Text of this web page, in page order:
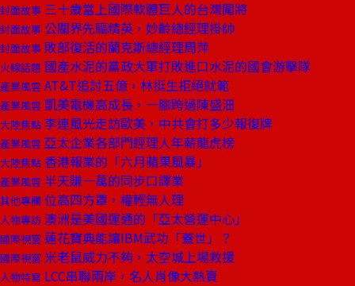
封面故事 三十歲當上國際軟體巨人的台灣闖將
封面故事 公關界先驅精英，妙齡總經理掛帥
封面故事 敗部復活的蘭克斯總經理周萍
火線話題 國產水泥的黨政大軍打敗進口水泥的國會游擊隊
產業風雲 AT&T追討五億，林挺生拒絕就範
產業風雲 凱美電機高成長，一腳跨過陳盛沺
大陸焦點 李連風光走訪歐美，中共會打多少報復牌
產業風雲 亞太企業各部門經理人年薪龍虎榜
大陸焦點 香港報業的「六月蘋果風暴」
產業風雲 半天賺一萬的同步口譯業
其他專欄 位高四方罩，權輕無人理
人物專訪 澳洲是美國運通的「亞太營運中心」
國際視窗 蓮花寶典能讓IBM武功「蓋世」？
國際視窗 米老鼠威力不夠，太空城上場救援
人物特寫 LCC串聯兩岸，名人肖像大熱賣